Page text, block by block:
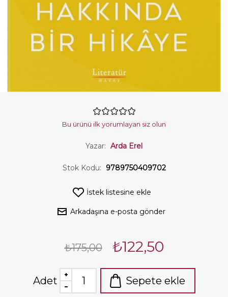
Bu ürünü ilk yorumlayan siz olun
Yazar: Arda Erel
Stok Kodu: 9789750409702
İstek listesine ekle
Arkadaşına e-posta gönder
₺175,00 ₺122,50
Adet Sepete ekle